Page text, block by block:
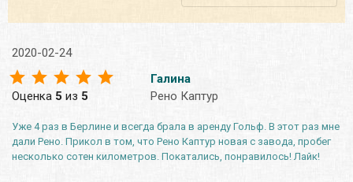
2020-02-24
Оценка 5 из 5
Галина
Рено Каптур
Уже 4 раз в Берлине и всегда брала в аренду Гольф. В этот раз мне
дали Рено. Прикол в том, что Рено Каптур новая с завода, пробег
несколько сотен километров. Покатались, понравилось! Лайк!